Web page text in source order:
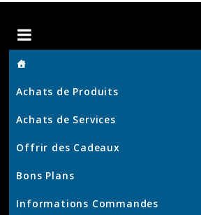
Boutique
de
Chris
Produits
et
Services
Achats de Produits
Achats de Services
Offrir des Cadeaux
Bons Plans
Informations Commandes